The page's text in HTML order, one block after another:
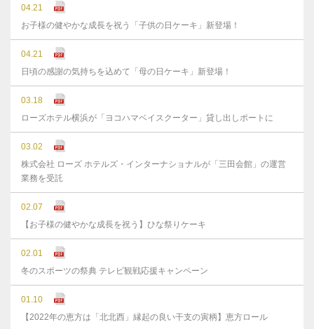
04.21
お子様の健やかな成長を祝う「子供の日ケーキ」新登場！
04.21
日頃の感謝の気持ちを込めて「母の日ケーキ」新登場！
03.18
ローズホテル横浜が「ヨコハマベイスクーター」貸し出しポートに
03.02
株式会社 ローズ ホテルズ・インターナショナルが「三田会館」の運営
業務を受託
02.07
【お子様の健やかな成長を祝う】ひな祭りケーキ
02.01
冬のスポーツの祭典 テレビ観戦応援キャンペーン
01.10
【2022年の恵方は「北北西」縁起の良い干支の寅柄】恵方ロール